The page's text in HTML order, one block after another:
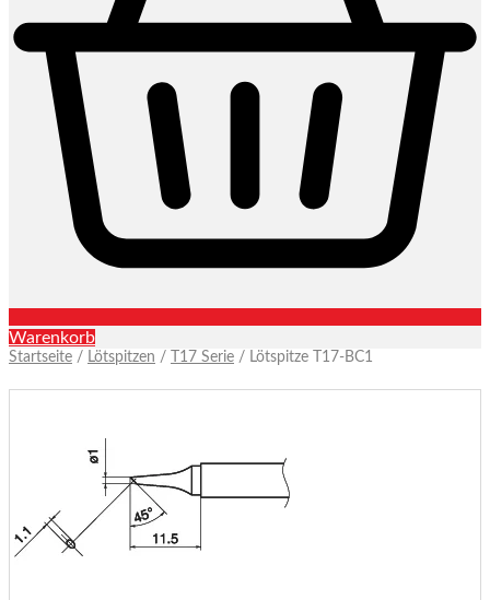
Warenkorb
Startseite / Lötspitzen / T17 Serie / Lötspitze T17-BC1